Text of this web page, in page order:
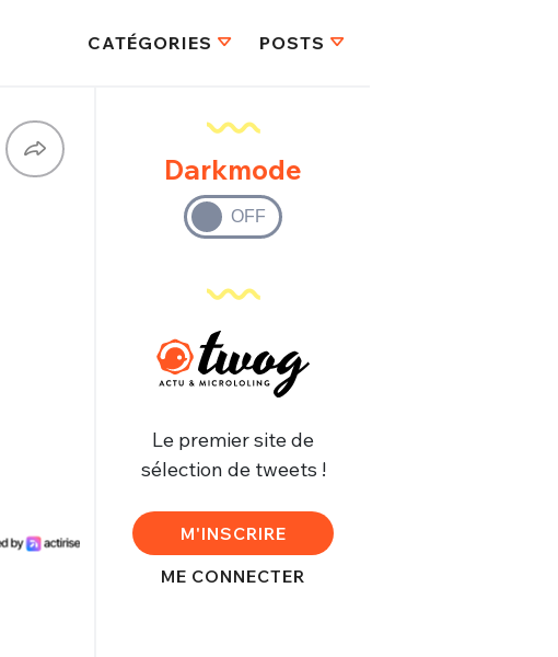
CATÉGORIES POSTS
Darkmode
Le premier site de
sélection de tweets !
M'INSCRIRE
ME CONNECTER